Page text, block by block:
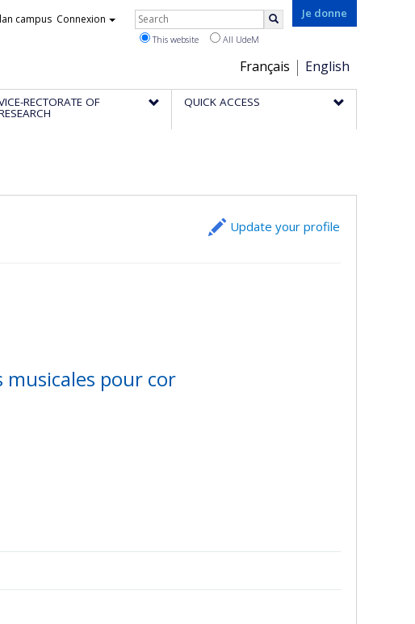
Je donne
Choix
de
la
Français English
campus Connexion Rechercher
This website All UdeM
RECTORATE OF QUICK ACCESS
Update your profile
pour cor